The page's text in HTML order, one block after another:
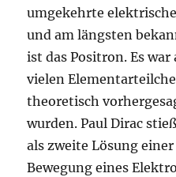
umgekehrte
und am längsten
ist das Positron. Es war
vielen
theoretisch
wurden. Paul Dirac
als zweite Lösung
Bewegung eines